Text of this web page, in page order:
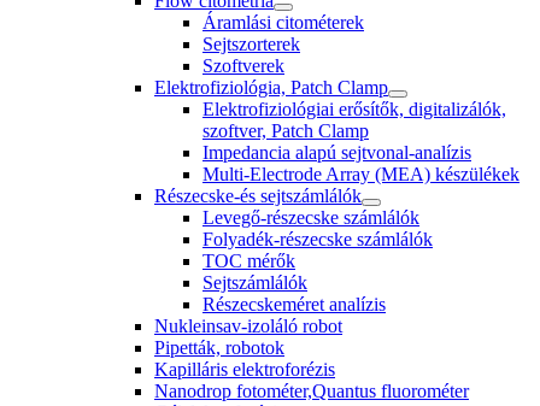
Áramlási citométerek
Sejtszorterek
Szoftverek
Elektrofiziológia, Patch Clamp
Elektrofiziológiai erősítők, digitalizálók,
szoftver, Patch Clamp
Impedancia alapú sejtvonal-analízis
Multi-Electrode Array (MEA) készülékek
Részecske-és sejtszámlálók
Levegő-részecske számlálók
Folyadék-részecske számlálók
TOC mérők
Sejtszámlálók
Részecskeméret analízis
Nukleinsav-izoláló robot
Pipetták, robotok
Kapilláris elektroforézis
Nanodrop fotométer,Quantus fluorométer